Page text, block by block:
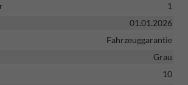
1
01.01.2026
Fahrzeuggarantie
Grau
10